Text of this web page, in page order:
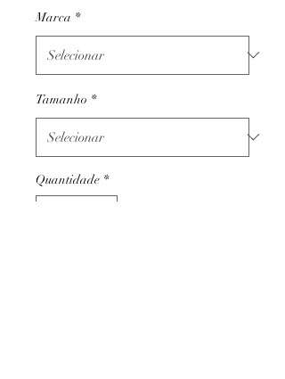
Marca *
Tamanho *
Quantidade *